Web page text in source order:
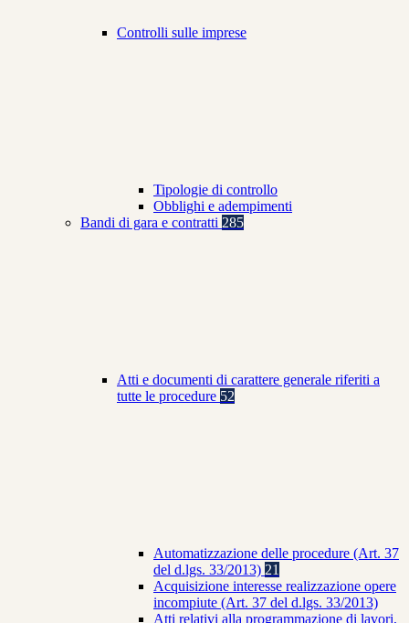
Controlli sulle imprese
Tipologie di controllo
Obblighi e adempimenti
Bandi di gara e contratti 285
Atti e documenti di carattere generale riferiti a
tutte le procedure 52
Automatizzazione delle procedure (Art. 37
del d.lgs. 33/2013) 21
Acquisizione interesse realizzazione opere
incompiute (Art. 37 del d.lgs. 33/2013)
Atti relativi alla programmazione di lavori,